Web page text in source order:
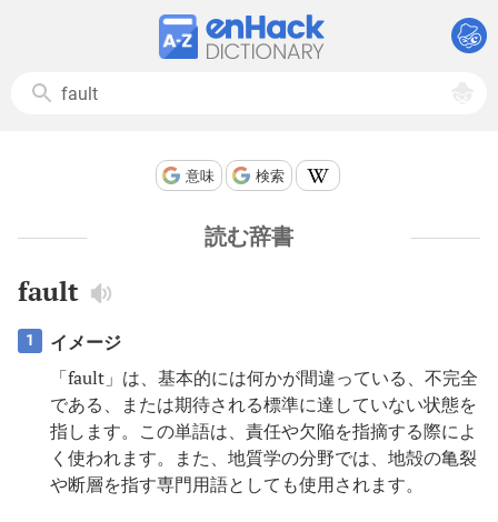
意味 検索
読む辞書
fault
1
イメージ
「fault」は、基本的には何かが間違っている、不完全
である、または期待される標準に達していない状態を
指します。この単語は、責任や欠陥を指摘する際によ
く使われます。また、地質学の分野では、地殻の亀裂
や断層を指す専門用語としても使用されます。